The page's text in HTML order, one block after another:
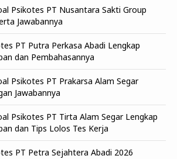
Psikotes PT Nusantara Sakti Group
Jawabannya
PT Putra Perkasa Abadi Lengkap
dan Pembahasannya
Psikotes PT Prakarsa Alam Segar
Jawabannya
Psikotes PT Tirta Alam Segar Lengkap
dan Tips Lolos Tes Kerja
PT Petra Sejahtera Abadi 2026